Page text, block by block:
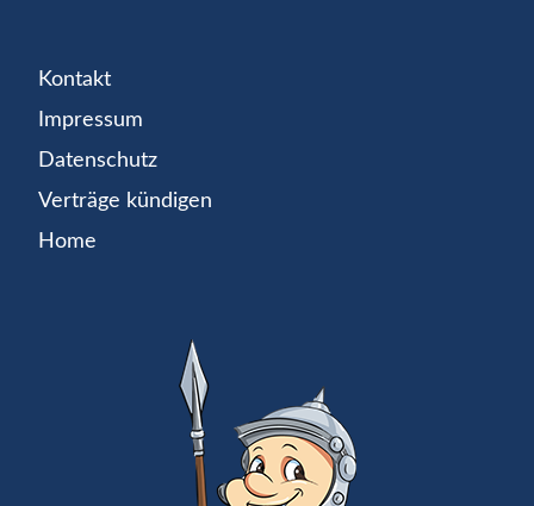
Kontakt
Impressum
Datenschutz
Verträge kündigen
Home